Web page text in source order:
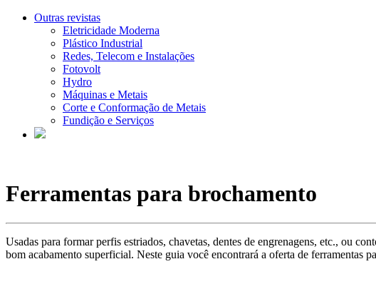
Outras revistas
Eletricidade Moderna
Plástico Industrial
Redes, Telecom e Instalações
Fotovolt
Hydro
Máquinas e Metais
Corte e Conformação de Metais
Fundição e Serviços
Ferramentas para brochamento
Usadas para formar perfis estriados, chavetas, dentes de engrenagens, etc., ou
bom acabamento superficial. Neste guia você encontrará a oferta de ferramentas